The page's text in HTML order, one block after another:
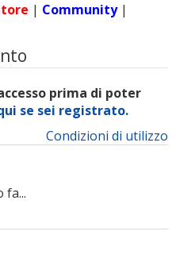
| Community|
prima di poter
se sei registrato.
Condizioni di utilizzo
fa...